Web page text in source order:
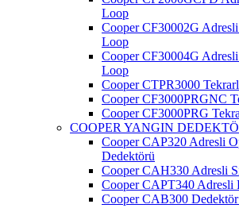
Loop
Cooper CF30002G Adresli
Loop
Cooper CF30004G Adresli
Loop
Cooper CTPR3000
Cooper CF3000PRGNC
Cooper CF3000PRG
COOPER YANGIN
Cooper CAP320 Adresli
Dedektörü
Cooper CAH330 Adresli
Cooper CAPT340 Adresli
Cooper CAB300